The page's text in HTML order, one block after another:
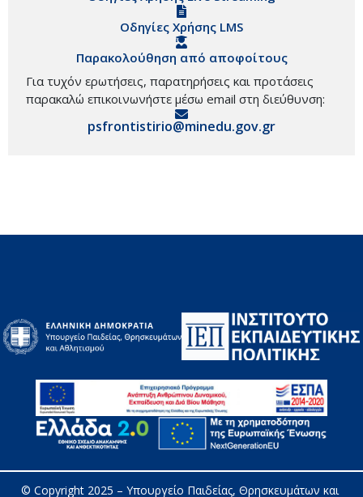
Οδηγίες Χρήσης LMS
Παρακολούθηση από αποφοίτους
Για τυχόν ερωτήσεις, παρατηρήσεις και προτάσεις
παρακαλώ επικοινωνήστε μέσω email στη διεύθυνση:
psfrontistirio@minedu.gov.gr
© Copyright 2025 – Υπουργείο Παιδείας, Θρησκευμάτων και